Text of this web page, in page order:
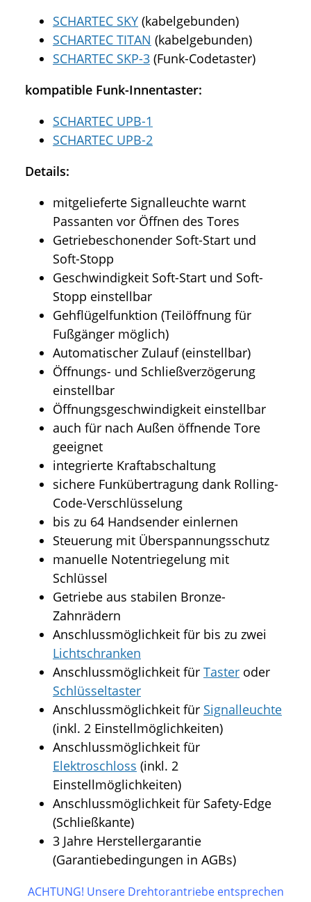
SCHARTEC SKY (kabelgebunden)
SCHARTEC TITAN (kabelgebunden)
SCHARTEC SKP-3 (Funk-Codetaster)
kompatible Funk-Innentaster:
SCHARTEC UPB-1
SCHARTEC UPB-2
Details:
mitgelieferte Signalleuchte warnt
Passanten vor Öffnen des Tores
Getriebeschonender Soft-Start und
Soft-Stopp
Geschwindigkeit Soft-Start und Soft-
Stopp einstellbar
Gehflügelfunktion (Teilöffnung für
Fußgänger möglich)
Automatischer Zulauf (einstellbar)
Öffnungs- und Schließverzögerung
einstellbar
Öffnungsgeschwindigkeit einstellbar
auch für nach Außen öffnende Tore
geeignet
integrierte Kraftabschaltung
sichere Funkübertragung dank Rolling-
Code-Verschlüsselung
bis zu 64 Handsender einlernen
Steuerung mit Überspannungsschutz
manuelle Notentriegelung mit
Schlüssel
Getriebe aus stabilen Bronze-
Zahnrädern
Anschlussmöglichkeit für bis zu zwei
Lichtschranken
Anschlussmöglichkeit für Taster oder
Schlüsseltaster
Anschlussmöglichkeit für Signalleuchte
(inkl. 2 Einstellmöglichkeiten)
Anschlussmöglichkeit für
Elektroschloss (inkl. 2
Einstellmöglichkeiten)
Anschlussmöglichkeit für Safety-Edge
(Schließkante)
3 Jahre Herstellergarantie
(Garantiebedingungen in AGBs)
ACHTUNG! Unsere Drehtorantriebe entsprechen